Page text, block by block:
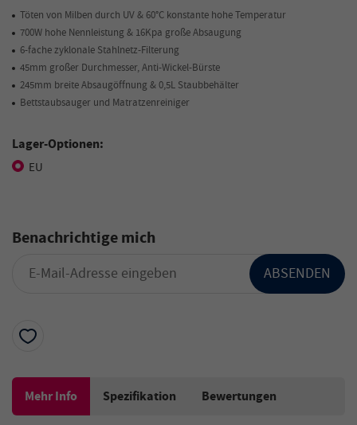
Töten von Milben durch UV & 60°C konstante hohe Temperatur
700W hohe Nennleistung & 16Kpa große Absaugung
6-fache zyklonale Stahlnetz-Filterung
45mm großer Durchmesser, Anti-Wickel-Bürste
245mm breite Absaugöffnung & 0,5L Staubbehälter
Bettstaubsauger und Matratzenreiniger
Lager-Optionen:
EU
Benachrichtige mich
ABSENDEN
Mehr Info Spezifikation Bewertungen